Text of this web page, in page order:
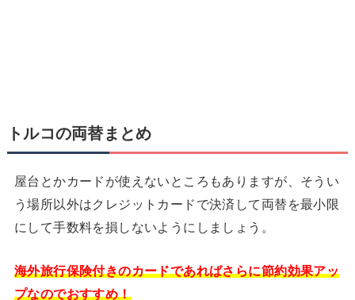
トルコの両替まとめ
屋台とかカードが使えないところもありますが、そうい
う場所以外はクレジットカードで決済して両替を最小限
にして手数料を損しないようにしましょう。
海外旅行保険付きのカードであればさらに節約効果アッ
プなのでおすすめ！